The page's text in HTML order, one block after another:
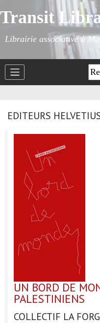
Transit
Librairie associative à
EDITEURS
UN BORD DE
PALESTINIENS
COLLECTIF LA